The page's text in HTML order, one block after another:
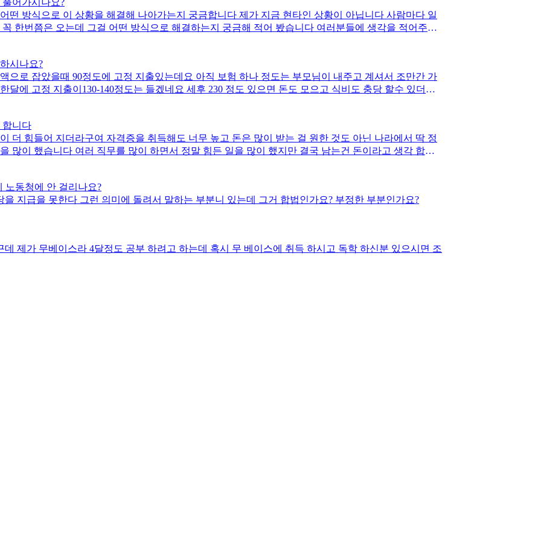
요? 이런식으로 물어 보려고하는데 제가 민폐인거 알지만 여쭤 보고 싶어서여 ...
떤 방식으로 이 상황을 해결해 나아가는지 궁금합니다 제가 지금 현타인 상황이 아닙니다 사람마다 일
한번쯤은 오는데 그걸 어떤 방식으로 해결하는지 궁금해 적어 봤습니다 여러분들에 생각을 적어주세
시나요?
으로 잡았을때 90정도에 고정 지출있는데요 아직 보험 하나 정도는 부모님이 내주고 계셔서 조만간 가
달에 고정 지출이130-140정도는 들겠네요 세후 230 정도 있으면 돈도 모으고 식비도 충당 할수 있더라
싶오 올린거니 참고 부탁드리겠습니다
합니다
더 힘들어 지더라구여 자격증을 취득해도 너무 높고 돈은 많이 받는 걸 원한 것도 아닌 나라에서 딱 정
많이 했습니다 여러 직무를 많이 하면서 정말 힘든 일을 많이 했지만 결국 남는건 돈이라고 생각 합니
관 없이 원한는 날에 쉬고 돈만 원하는 만큼만 챙기면 된다 위주로요 결국엔 나는 언젠간 아파 연차로
회사에 오래 남아 있을수도 있지만 결국 여자라면 아이를 낳고 가정을 꾸린다면 공백이라는 시간이 있
노동청에 안 걸리나요?
지급을 못한다 그런 의미에 돌려서 말하는 부분니 있는데 그거 합법인가요? 부정한 부분인가요?
제가 무베이스라 4달정도 공부 하려고 하는데 혹시 무 베이스에 취득 하시고 독학 하신분 있으시면 조